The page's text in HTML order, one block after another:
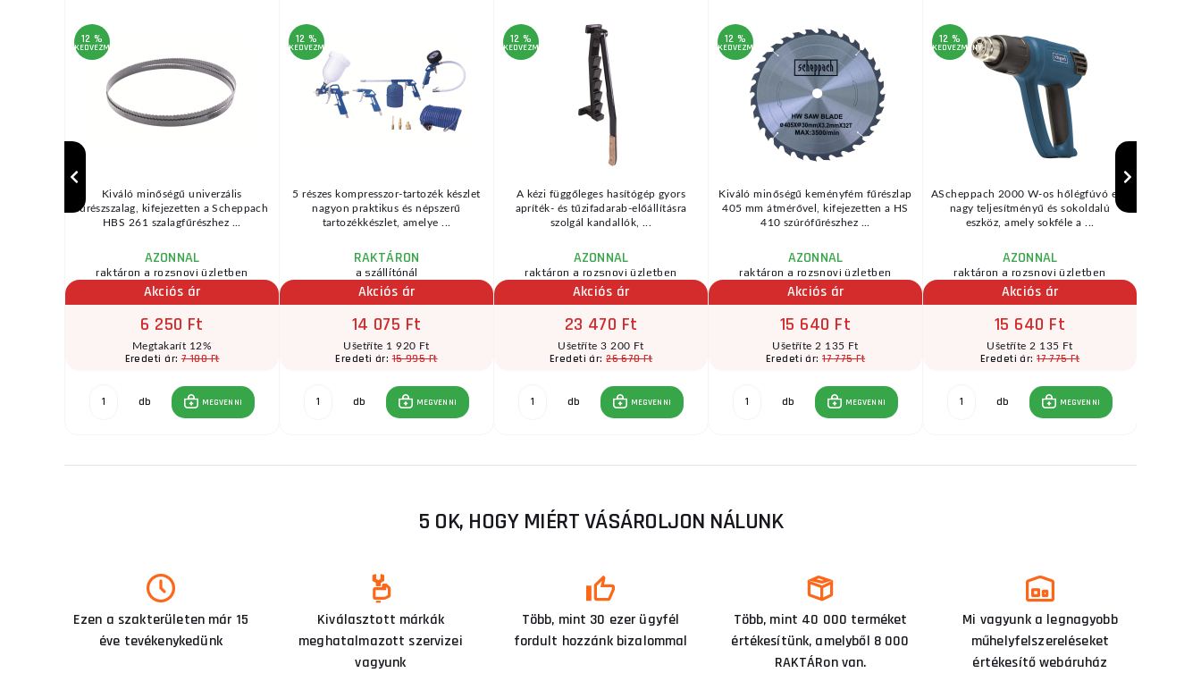
12 %
KEDVEZMÉNY
Kiváló minőségű univerzális
fűrészszalag, kifejezetten a Scheppach
HBS 261 szalagfűrészhez ...
AZONNAL
raktáron a rozsnovi üzletben
Akciós ár
6 250 Ft
Megtakarít 12%
Eredeti ár:7 100 Ft
db MEGVENNI
12 %
KEDVEZMÉNY
5 részes kompresszor-tartozék készlet
nagyon praktikus és népszerű
tartozékkészlet, amelye ...
RAKTÁRON
a szállítónál
Akciós ár
14 075 Ft
Ušetříte 1 920 Ft
Eredeti ár:15 995 Ft
db MEGVENNI
12 %
KEDVEZMÉNY
A kézi függőleges hasítógép gyors
apríték- és tűzifadarab-előállításra
szolgál kandallók, ...
AZONNAL
raktáron a rozsnovi üzletben
Akciós ár
23 470 Ft
Ušetříte 3 200 Ft
Eredeti ár:26 670 Ft
db MEGVENNI
12 %
KEDVEZMÉNY
Kiváló minőségű keményfém fűrészlap
405 mm átmérővel, kifejezetten a HS
410 szúrófűrészhez ...
AZONNAL
raktáron a rozsnovi üzletben
Akciós ár
15 640 Ft
Ušetříte 2 135 Ft
Eredeti ár:17 775 Ft
db MEGVENNI
12 %
KEDVEZMÉNY
AScheppach 2000 W-os hőlégfúvó egy
nagy teljesítményű és sokoldalú
eszköz, amely sokféle a ...
AZONNAL
raktáron a rozsnovi üzletben
Akciós ár
15 640 Ft
Ušetříte 2 135 Ft
Eredeti ár:17 775 Ft
db MEGVENNI
5 OK, HOGY MIÉRT VÁSÁROLJON NÁLUNK
Ezen a szakterületen már 15
éve tevékenykedünk
Kiválasztott márkák
meghatalmazott szervizei
vagyunk
Több, mint 30 ezer ügyfél
fordult hozzánk bizalommal
Több, mint 40 000 terméket
értékesítünk, amelyből 8 000
RAKTÁRon van.
Mi vagyunk a legnagyobb
műhelyfelszereléseket
értékesítő webáruház